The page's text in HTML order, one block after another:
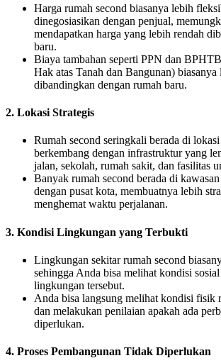
Harga rumah second biasanya lebih
dinegosiasikan dengan penjual,
mendapatkan harga yang lebih rendah
baru.
Biaya tambahan seperti PPN dan
Hak atas Tanah dan Bangunan) biasanya
dibandingkan dengan rumah baru.
2. Lokasi Strategis
Rumah second seringkali berada di
berkembang dengan infrastruktur yang
jalan, sekolah, rumah sakit, dan fasilitas
Banyak rumah second berada di
dengan pusat kota, membuatnya lebih
menghemat waktu perjalanan.
3. Kondisi Lingkungan yang Terbukti
Lingkungan sekitar rumah second
sehingga Anda bisa melihat kondisi
lingkungan tersebut.
Anda bisa langsung melihat kondisi fisik
dan melakukan penilaian apakah ada
diperlukan.
4. Proses Pembangunan Tidak Diperlukan